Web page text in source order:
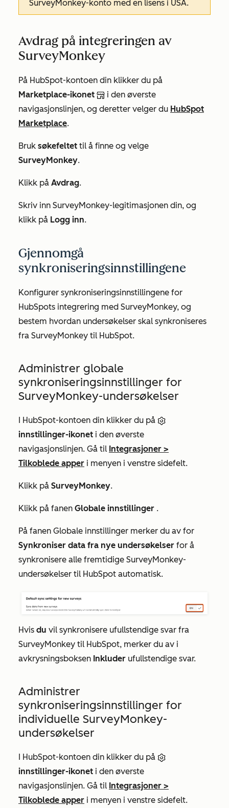
SurveyMonkey-konto med en lisens i USA.
Avdrag på integreringen av
SurveyMonkey
På HubSpot-kontoen din klikker du på
Marketplace-ikonet
i den øverste
navigasjonslinjen, og deretter velger du HubSpot
Marketplace.
Bruk søkefeltet til å finne og velge
SurveyMonkey.
Klikk på Avdrag.
Skriv inn SurveyMonkey-legitimasjonen din, og
klikk på Logg inn.
Gjennomgå
synkroniseringsinnstillingene
Konfigurer synkroniseringsinnstillingene for
HubSpots integrering med SurveyMonkey, og
bestem hvordan undersøkelser skal synkroniseres
fra SurveyMonkey til HubSpot.
Administrer globale
synkroniseringsinnstillinger for
SurveyMonkey-undersøkelser
I HubSpot-kontoen din klikker du på
innstillinger-ikonet i den øverste
navigasjonslinjen. Gå til Integrasjoner >
Tilkoblede apper i menyen i venstre sidefelt.
Klikk på SurveyMonkey.
Klikk på fanen Globale innstillinger .
På fanen Globale innstillinger merker du av for
Synkroniser data fra nye undersøkelser for å
synkronisere alle fremtidige SurveyMonkey-
undersøkelser til HubSpot automatisk.
Hvis du vil synkronisere ufullstendige svar fra
SurveyMonkey til HubSpot, merker du av i
avkrysningsboksen Inkluder ufullstendige svar.
Administrer
synkroniseringsinnstillinger for
individuelle SurveyMonkey-
undersøkelser
I HubSpot-kontoen din klikker du på
innstillinger-ikonet i den øverste
navigasjonslinjen. Gå til Integrasjoner >
Tilkoblede apper i menyen i venstre sidefelt.